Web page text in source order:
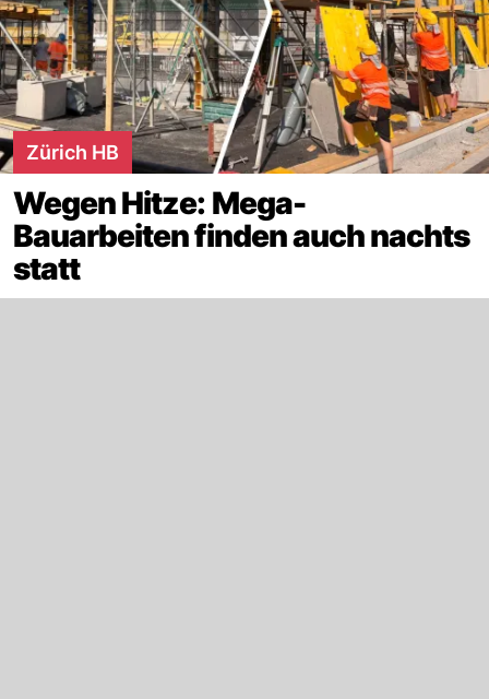
Zürich HB
Wegen Hitze: Mega-
Bauarbeiten finden auch nachts
statt